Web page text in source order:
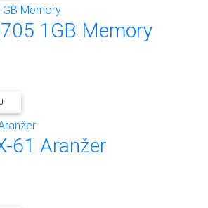
1GB Memory
61 Aranžer